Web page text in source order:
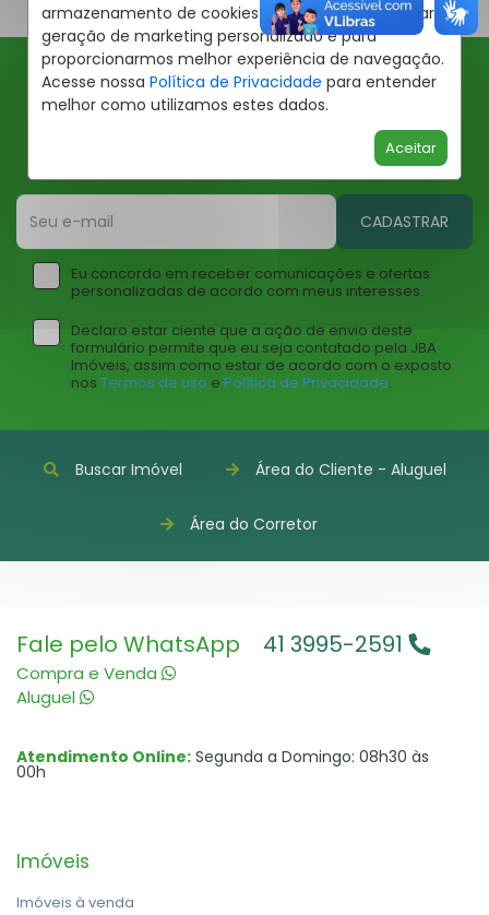
armazenamento de cookies em seu dispositivo para
geração de marketing personalizado e para
proporcionarmos melhor experiência de navegação.
Acesse nossa Política de Privacidade para entender
melhor como utilizamos estes dados.
Aceitar
Ofertas JBA
Insira seu email abaixo para receber ofertas da JBA
CADASTRAR
Eu concordo em receber comunicações e ofertas
personalizadas de acordo com meus interesses.
Declaro estar ciente que a ação de envio deste
formulário permite que eu seja contatado pela JBA
Imóveis, assim como estar de acordo com o exposto
nos Termos de uso e Política de Privacidade.
Buscar Imóvel Área do Cliente - Aluguel
Área do Corretor
Fale pelo WhatsApp
Compra e Venda
Aluguel
41 3995-2591
Atendimento Online: Segunda a Domingo: 08h30 às
00h
Imóveis
Imóveis à venda